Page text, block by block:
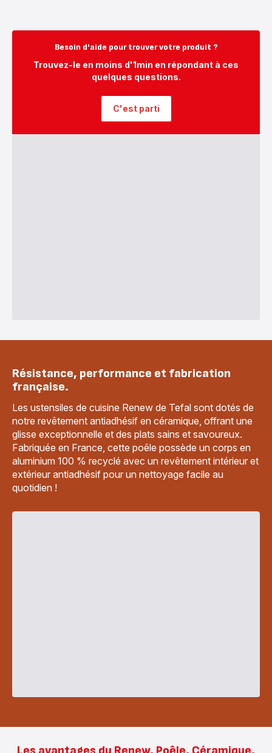
Besoin d'aide pour trouver votre produit ?
Trouvez-le en moins d'1min en répondant à ces
quelques questions.
C'est parti
Résistance, performance et fabrication
française.
Les ustensiles de cuisine Renew de Tefal sont dotés de
notre revêtement antiadhésif en céramique, offrant une
glisse exceptionnelle et des plats sains et savoureux.
Fabriquée en France, cette poêle possède un corps en
aluminium 100 % recyclé avec un revêtement intérieur et
extérieur antiadhésif pour un nettoyage facile au
quotidien !